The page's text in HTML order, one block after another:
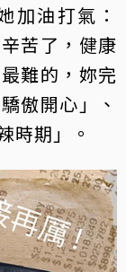
加油打氣：
苦了，健康
難的，妳完
傲開心」、
時期」。